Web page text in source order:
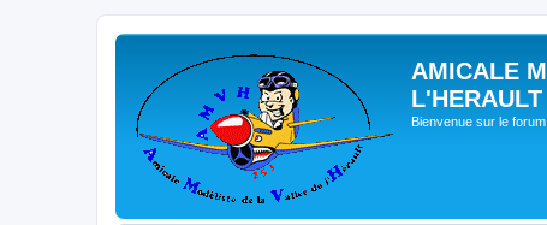
AMICALE
L'HERAULT
Bienvenue sur le